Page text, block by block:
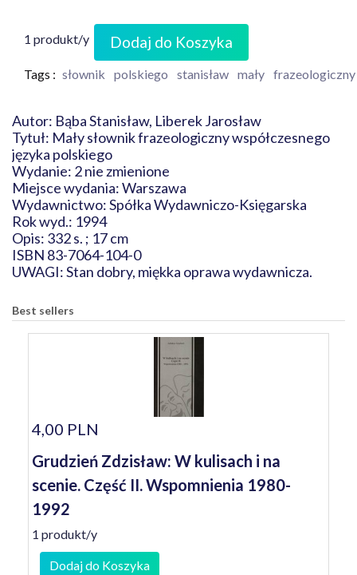
1 produkt/y Dodaj do Koszyka
Tags : słownik polskiego stanisław mały frazeologiczny
Autor: Bąba Stanisław, Liberek Jarosław
Tytuł: Mały słownik frazeologiczny współczesnego
języka polskiego
Wydanie: 2 nie zmienione
Miejsce wydania: Warszawa
Wydawnictwo: Spółka Wydawniczo-Księgarska
Rok wyd.: 1994
Opis: 332 s. ; 17 cm
ISBN 83-7064-104-0
UWAGI: Stan dobry, miękka oprawa wydawnicza.
Best sellers
4,00 PLN
Grudzień Zdzisław: W kulisach i na
scenie. Część II. Wspomnienia 1980-
1992
1 produkt/y
Dodaj do Koszyka